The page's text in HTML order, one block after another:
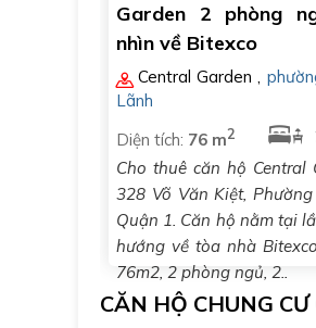
Garden 2 phòng
nhìn về Bitexco
Central Garden,
Lãnh
Diện tích: 76 m2
Cho thuê căn hộ Central
328 Võ Văn Kiệt, Phường
Quận 1. Căn hộ nằm tại
hướng về tòa nhà
76m2, 2 phòng ngủ, 2..
CĂN HỘ CHUNG